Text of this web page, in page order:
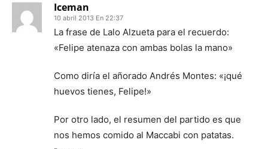
Iceman
10 abril 2013 En 22:37
La frase de Lalo Alzueta para el recuerdo:
«Felipe atenaza con ambas bolas la mano»
Como diría el añorado Andrés Montes: «¡qué
huevos tienes, Felipe!»
Por otro lado, el resumen del partido es que
nos hemos comido al Maccabi con patatas.